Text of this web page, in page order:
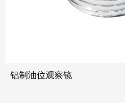
铝制油位观察镜